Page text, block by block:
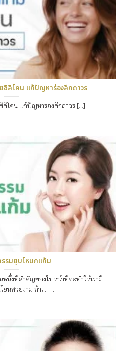
ซิลิโคน แก้ปัญหาร่องลึกถาวร
ลิโคน แก้ปัญหาร่องลึกถาวร [...]
รมยุบโหนกแก้ม
นึ่งที่สำคัญของใบหน้าที่จะทำให้เรามี
นสวยงาม ถ้าเ… [...]